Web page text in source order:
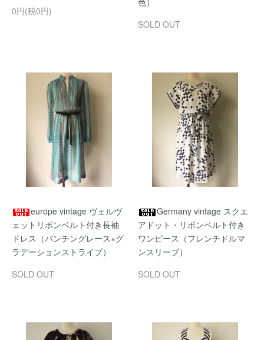
0円(税0円)
SOLD OUT
europe vintage ヴェルヴ
ェットリボンベルト付き長袖
ドレス（パンチングレース×グ
ラデーションストライプ）
SOLD OUT
Germany vintage スクエ
アドット・リボンベルト付き
ワンピース（フレンチドルマ
ンスリーブ）
SOLD OUT